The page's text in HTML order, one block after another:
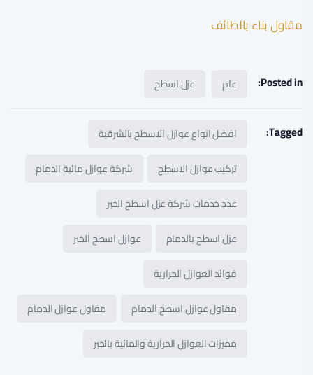
مقاول بناء بالطائف
Posted in: عام عزل اسطح
Tagged:
افضل انواع عوازل الاسطح بالشرقية
تركيب عوازل الاسطح
شركة عوازل مائية الدمام
عدد خدمات شركة عزل اسطح الخبر
عزل اسطح بالدمام
عوازل اسطح الخبر
فوائد العوازل الحرارية
مقاول عوازل اسطح الدمام
مقاول عوازل الدمام
مميزات العوازل الحرارية والمائية بالخبر